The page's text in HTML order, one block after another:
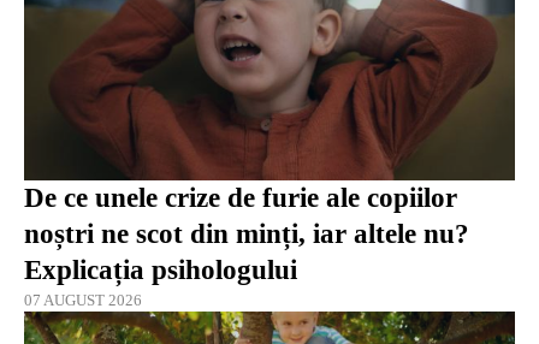
De ce unele crize de furie ale copiilor
noștri ne scot din minți, iar altele nu?
Explicația psihologului
07 AUGUST 2026